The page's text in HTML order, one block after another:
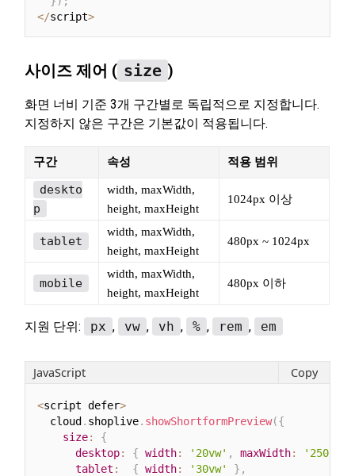
</script>
사이즈 제어 ( size )
화면 너비 기준 3개 구간별로 독립적으로 지정합니다.
지정하지 않은 구간은 기본값이 적용됩니다.
구간 속성 적용 범위
deskto
p
width, maxWidth,
height, maxHeight
1024px 이상
tablet
width, maxWidth,
height, maxHeight
480px ~ 1024px
mobile
width, maxWidth,
height, maxHeight
480px 이하
지원 단위: px , vw , vh , % , rem , em
<script defer>
  cloud
. shoplive. showShortformPreview({
size:
{
desktop: { width: '20vw' , maxWidth: '250px'
tablet : { width: '30vw' } ,
JavaScript Copy